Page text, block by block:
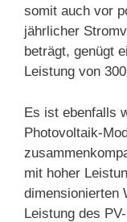
somit auch vor
jährlicher
beträgt, genügt
Leistung von
Es ist ebenfalls
Photovoltaik-
mit hoher
dimensionierten
Leistung des